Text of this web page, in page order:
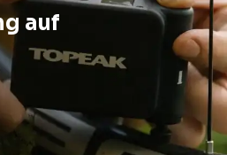
auf